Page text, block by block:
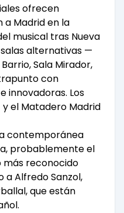
ofrecen
a Madrid en la
musical tras Nueva
salas alternativas —
Sala Mirador,
con
innovadoras. Los
el Matadero Madrid
contemporánea
probablemente el
reconocido
Alfredo Sanzol,
que están